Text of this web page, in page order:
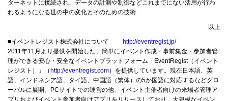
ターネットに接続され、データの計測や制御などこれまでにない活用が行わ
れるようになる世の中の変化とそのための技術
以上
■イベントレジスト株式会社について http://eventregist.jp/
2011年11月より提供を開始した、簡単にイベント作成・事前集金・参加者管
理ができる安心・安全なイベントプラットフォーム「EventRegist（イベント
レジスト）」（http://eventregist.com）を提供しています。現在日本語、英
語、インドネシア語、タイ語、中国語（繁体）の5か国語に対応するなどグロ
ーバルに展開。PCサイトでの運営の他、イベント主催者向けの来場者管理ア
プリおよびイベント参加者向けアプリをリリースしており、大規模なイベン